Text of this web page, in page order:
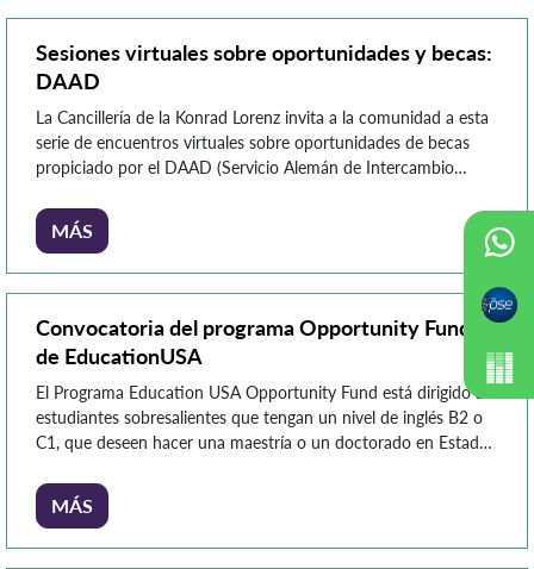
Sesiones virtuales sobre oportunidades y becas:
DAAD
La Cancillería de la Konrad Lorenz invita a la comunidad a esta
serie de encuentros virtuales sobre oportunidades de becas
propiciado por el DAAD (Servicio Alemán de Intercambio
encuentros virtuales abarcan desde asesorías del DAAD para
hacer Pregrado, Maestría y Doctorado, así como sesiones con
MÁS
Convocatoria del programa Opportunity Fund
de EducationUSA
El Programa Education USA Opportunity Fund está dirigido a
estudiantes sobresalientes que tengan un nivel de inglés B2 o
C1, que deseen hacer una maestría o un doctorado en Estados
veterinaria ni odontología, iniciando en el otoño 2024; y que
necesiten ayuda financiera para poder cubrir […]
MÁS